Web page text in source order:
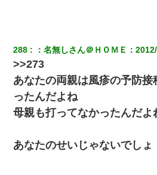
288 ：名無しさん＠ＨＯＭＥ ：
>>273
あなたの両親は風疹の予防
ったんだよね
母親も打ってなかったんだよ
あなたのせいじゃないでしょ